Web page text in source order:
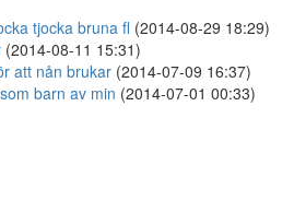
tjocka bruna fl (2014-08-29 18:29)
(2014-08-11 15:31)
att nån brukar (2014-07-09 16:37)
barn av min (2014-07-01 00:33)